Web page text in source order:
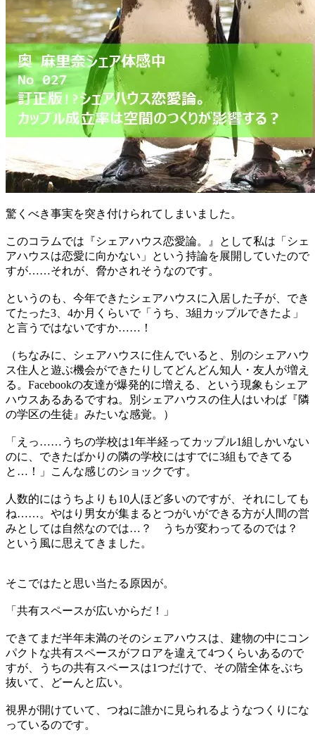
驚くべき事実を突き付けられてしまいました。
このコラムでは『シェアハウス恋愛論。』として私は「シェ
アハウスは恋愛に向かない」という持論を展開していたので
すが……それが、脅かされそうなのです。
というのも、今年できたシェアハウスに入居した子が、でき
てたった3、4か月くらいで「うち、3組カップルできたよ」
と言うではないですか……！
（ちなみに、シェアハウスに住んでいると、別のシェアハウ
ス住人と遊ぶ機会ができたりしてどんどん知人・友人が増え
る。Facebookの友達が爆発的に増える、という現象もシェア
ハウスあるあるですね。別シェアハウスの住人はいわば『隣
の学区の生徒』みたいな感覚。）
「えっ……うちの学校は1年半経ってカップル1組しかいない
のに、できたばかりの隣の学校にはすでに3組もできてる
と…！」こんな感じのショックです。
人数的にはうちよりも10人ほど多いのですが、それにしても
ね……。やはり男女が集まるとつがいができる方が人間の営
みとしては自然なのでは…？ うちが変わってるのでは？
という風に思えてきました。
そこではたと思い当たる原因が。
「共有スペースが広いからだ！」
できてまだ半年未満のそのシェアハウスは、建物の中にコン
パクトな共有スペースがフロアを違えて4つくらいあるので
すが、うちの共有スペースは1つだけで、その階全体をぶち
抜いて、どーんと広い。
視界が開けていて、つねに誰かに見られるようなつくりにな
っているのです。